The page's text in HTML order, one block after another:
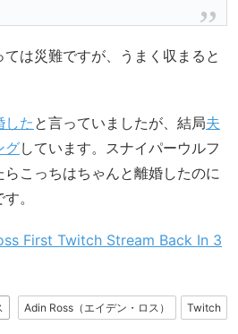
は災難ですが、うまく収まると
した と言っていましたが、結局夫
グしています。スナイパーウルフ
こっちはちゃんと離婚したのに
。
First Twitch Stream Back In 3
Adin Ross（エイデン・ロス） Twitch